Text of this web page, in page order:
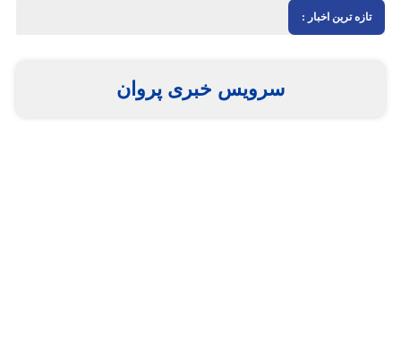
ترین اخبار :
سرویس خبری پروان